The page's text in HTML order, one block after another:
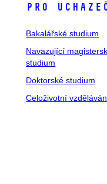
Pro
Bakalářské studium
Navazující
studium
Doktorské studium
Celoživotní